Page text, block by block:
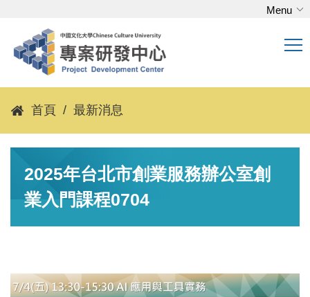
主
內
容
Menu
首頁 最新消息
2025年台北市創業服務辦公室創
業入門課程0704